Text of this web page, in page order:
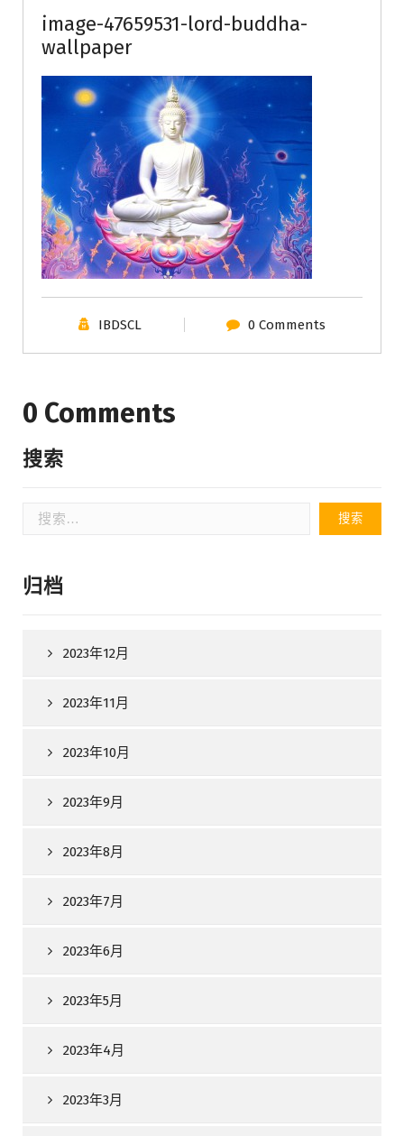
image-47659531-lord-buddha-
wallpaper
IBDSCL 0 Comments
0 Comments
搜索
归档
2023年12月
2023年11月
2023年10月
2023年9月
2023年8月
2023年7月
2023年6月
2023年5月
2023年4月
2023年3月